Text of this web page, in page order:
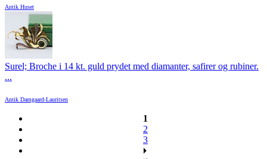
Antik Huset
Surel; Broche i 14 kt. guld prydet med diamanter, safirer og rubiner.
...
Antik Damgaard-Lauritsen
1
2
3